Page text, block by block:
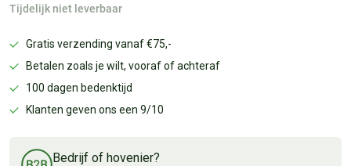
Tijdelijk niet leverbaar
Gratis verzending vanaf €75,-
Betalen zoals je wilt, vooraf of achteraf
100 dagen bedenktijd
Klanten geven ons een 9/10
Bedrijf of hovenier?